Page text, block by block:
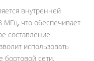
внутренней
МГц, что обеспечивает
составление
использовать
бортовой сети.